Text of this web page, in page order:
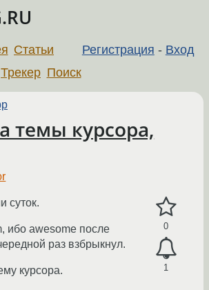
Регистрация - Вход
Статьи
Трекер Поиск
темы курсора,
0
1
суток.
ибо awesome после
раз взбрыкнул.
курсора.